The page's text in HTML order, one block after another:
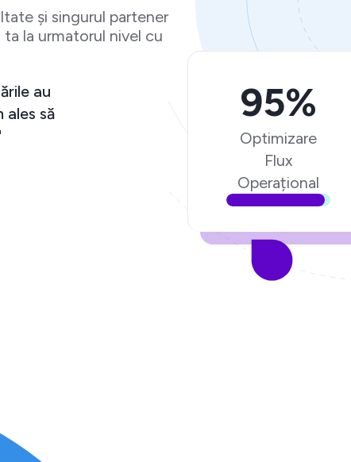
și singurul partener
la urmatorul nivel cu
"O experiență peste așteptări și vânzările au
crescut semnificativ. Ma bucur că am ales să
am încredere în echipa Ecom Digital."
95%
Optimizare
Flux
Operațional